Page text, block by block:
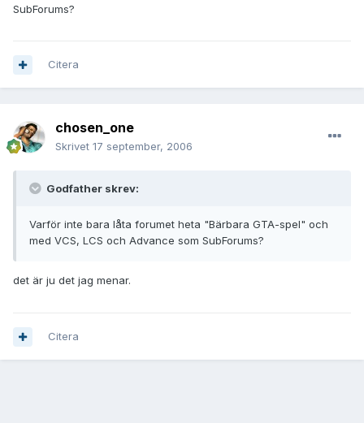
SubForums?
Citera
chosen_one
Skrivet 17 september, 2006
Godfather skrev:
Varför inte bara låta forumet heta "Bärbara GTA-spel" och
med VCS, LCS och Advance som SubForums?
det är ju det jag menar.
Citera